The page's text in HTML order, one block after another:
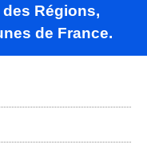
Régions,
de France.